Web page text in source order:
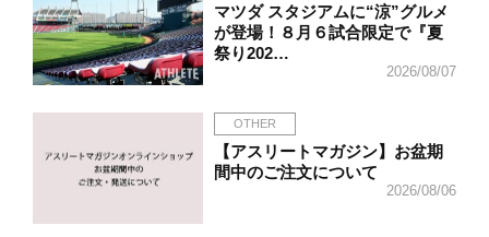
マツダ スタジアムに“涼”グルメ
が登場！８月６試合限定で『夏
祭り202…
2026/08/07
OTHER
【アスリートマガジン】お盆期
間中のご注文について
2026/08/06